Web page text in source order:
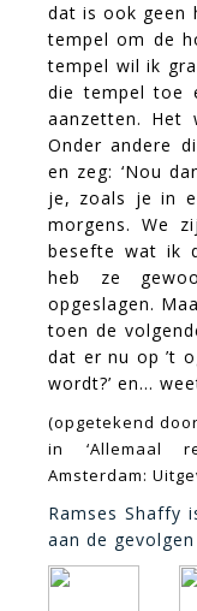
dat is ook geen
tempel om de
tempel wil ik
die tempel toe
aanzetten. Het
Onder andere
en zeg: ‘Nou
je, zoals je in
morgens. We
besefte wat ik
heb ze
opgeslagen.
toen de
dat er nu op ’t
wordt?’ en…
(opgetekend
in ‘Allemaal
Amsterdam:
Ramses Shaffy
aan de